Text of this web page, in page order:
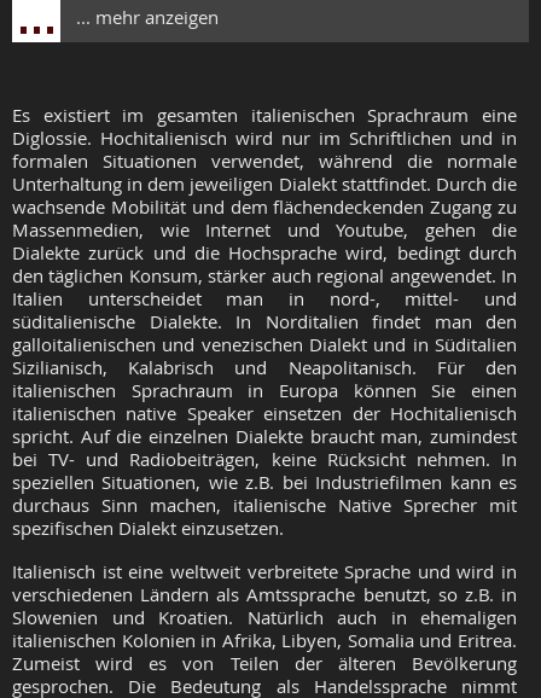
... mehr anzeigen
Es existiert im gesamten italienischen Sprachraum eine
Diglossie. Hochitalienisch wird nur im Schriftlichen und in
formalen Situationen verwendet, während die normale
Unterhaltung in dem jeweiligen Dialekt stattfindet. Durch die
wachsende Mobilität und dem flächendeckenden Zugang zu
Massenmedien, wie Internet und Youtube, gehen die
Dialekte zurück und die Hochsprache wird, bedingt durch
den täglichen Konsum, stärker auch regional angewendet. In
Italien unterscheidet man in nord-, mittel- und
süditalienische Dialekte. In Norditalien findet man den
galloitalienischen und venezischen Dialekt und in Süditalien
Sizilianisch, Kalabrisch und Neapolitanisch. Für den
italienischen Sprachraum in Europa können Sie einen
italienischen native Speaker einsetzen der Hochitalienisch
spricht. Auf die einzelnen Dialekte braucht man, zumindest
bei TV- und Radiobeiträgen, keine Rücksicht nehmen. In
speziellen Situationen, wie z.B. bei Industriefilmen kann es
durchaus Sinn machen, italienische Native Sprecher mit
spezifischen Dialekt einzusetzen.
Italienisch ist eine weltweit verbreitete Sprache und wird in
verschiedenen Ländern als Amtssprache benutzt, so z.B. in
Slowenien und Kroatien. Natürlich auch in ehemaligen
italienischen Kolonien in Afrika, Libyen, Somalia und Eritrea.
Zumeist wird es von Teilen der älteren Bevölkerung
gesprochen. Die Bedeutung als Handelssprache nimmt